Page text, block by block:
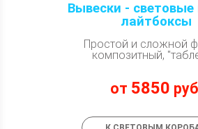
Вывески - световые
лайтбоксы
Простой и сложной
композитный,
от 5850